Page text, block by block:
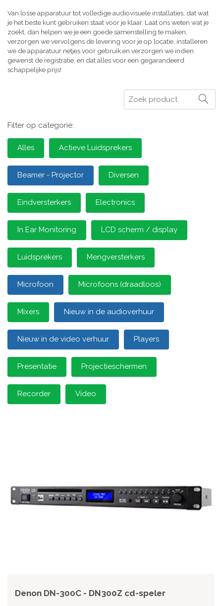
Van losse apparatuur tot volledige audiovisuele installaties, dat wat
je het beste kunt gebruiken staat voor je klaar. Laat ons weten wat je
zoekt, dan helpen we je een goede samenstelling te maken,
verzorgen we vervolgens de levering voor je op locatie, installeren
we de apparatuur netjes voor gebruik en verzorgen we indien
gewenst de registratie, en dat alles voor een gegarandeerd
schappelijke prijs!
Zoeken
Filter op categorie:
Alles Actieve Luidsprekers
Beamer - Projector Diversen
Eindversterkers Electronics
In Ear Monitoring LCD scherm / display
Luidsprekers Mengversterkers
Microfoon Microfoons (draadloos)
Mixers Nieuw in de audioverhuur
Nieuw in de video verhuur Players
Presentatie Projectieschermen
Recorder Video
Denon DN-300C - DN300Z cd-speler